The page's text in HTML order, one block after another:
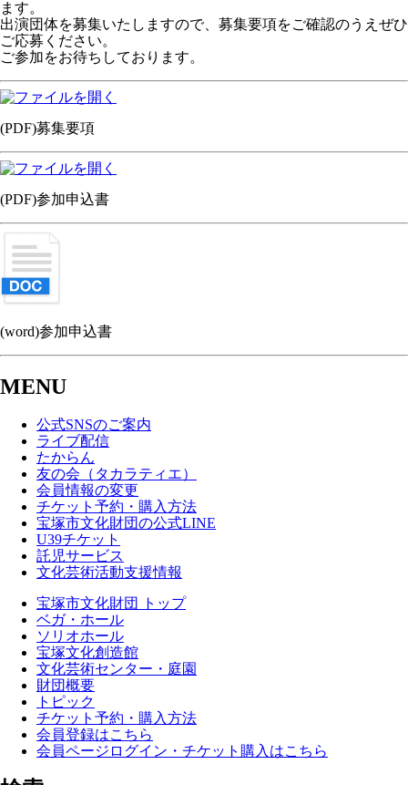
ます。
出演団体を募集いたしますので、募集要項をご確認のうえぜひ
ご応募ください。
ご参加をお待ちしております。
(PDF)募集要項
(PDF)参加申込書
(word)参加申込書
MENU
公式SNSのご案内
ライブ配信
たからん
友の会（タカラティエ）
会員情報の変更
チケット予約・購入方法
宝塚市文化財団の公式LINE
U39チケット
託児サービス
文化芸術活動支援情報
宝塚市文化財団 トップ
ベガ・ホール
ソリオホール
宝塚文化創造館
文化芸術センター・庭園
財団概要
トピック
チケット予約・購入方法
会員登録はこちら
会員ページログイン・チケット購入はこちら